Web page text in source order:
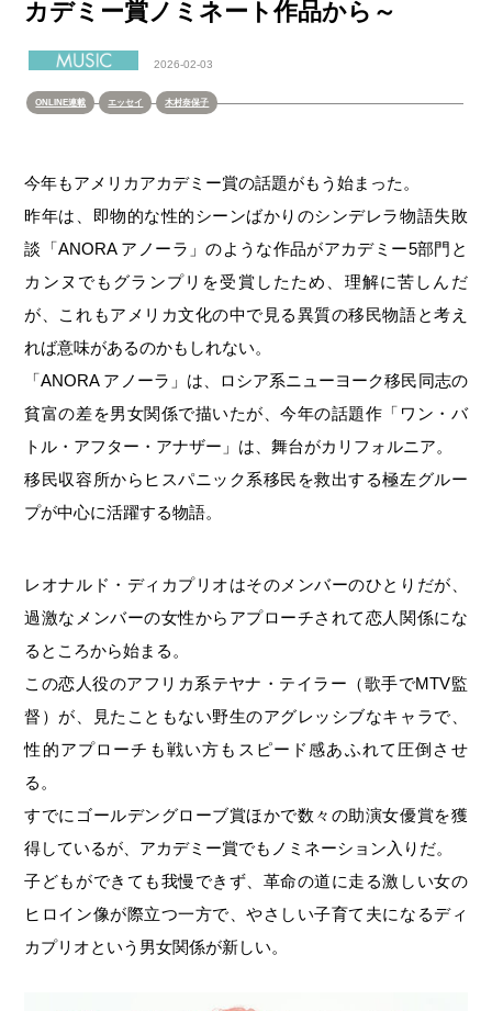
カデミー賞ノミネート作品から～
2026-02-03
ONLINE連載 エッセイ 木村奈保子
今年もアメリカアカデミー賞の話題がもう始まった。
昨年は、即物的な性的シーンばかりのシンデレラ物語失敗
談「ANORA アノーラ」のような作品がアカデミー5部門と
カンヌでもグランプリを受賞したため、理解に苦しんだ
が、これもアメリカ文化の中で見る異質の移民物語と考え
れば意味があるのかもしれない。
「ANORA アノーラ」は、ロシア系ニューヨーク移民同志の
貧富の差を男女関係で描いたが、今年の話題作「ワン・バ
トル・アフター・アナザー」は、舞台がカリフォルニア。
移民収容所からヒスパニック系移民を救出する極左グルー
プが中心に活躍する物語。
レオナルド・ディカプリオはそのメンバーのひとりだが、
過激なメンバーの女性からアプローチされて恋人関係にな
るところから始まる。
この恋人役のアフリカ系テヤナ・テイラー（歌手でMTV監
督）が、見たこともない野生のアグレッシブなキャラで、
性的アプローチも戦い方もスピード感あふれて圧倒させ
る。
すでにゴールデングローブ賞ほかで数々の助演女優賞を獲
得しているが、アカデミー賞でもノミネーション入りだ。
子どもができても我慢できず、革命の道に走る激しい女の
ヒロイン像が際立つ一方で、やさしい子育て夫になるディ
カプリオという男女関係が新しい。